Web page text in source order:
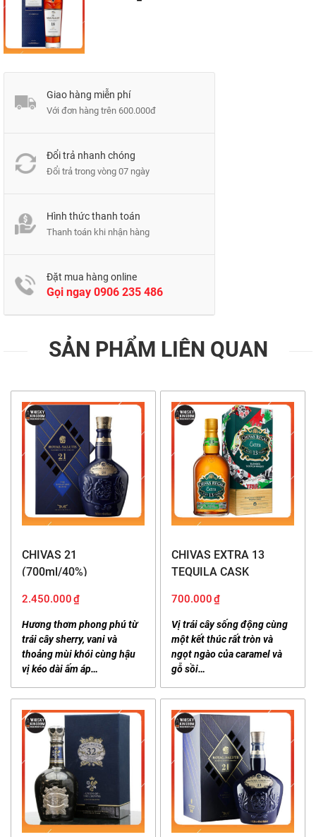
Kingdombằng cách trực tiếp hoặc đặt hàng online
thông qua các kênhFacebook, Website hoặc Zalo.
Chúng tôi giao hàng trên toàn quốc, và giao hàng
siêu tốc không quá 2h tại Hà Nội.
Giao hàng miễn phí
Với đơn hàng trên 600.000đ
Đổi trả nhanh chóng
Đổi trả trong vòng 07 ngày
Hình thức thanh toán
Thanh toán khi nhận hàng
Đặt mua hàng online
Gọi ngay 0906 235 486
SẢN PHẨM LIÊN QUAN
CHIVAS 21
(700ml/40%)
2.450.000₫
Hương thơm phong phú từ
trái cây sherry, vani và
thoảng mùi khói cùng hậu
vị kéo dài ấm áp…
CHIVAS EXTRA 13
TEQUILA CASK
700.000₫
Vị trái cây sống động cùng
một kết thúc rất tròn và
ngọt ngào của caramel và
gỗ sồi…